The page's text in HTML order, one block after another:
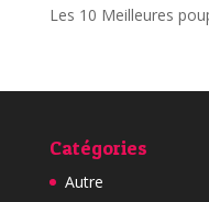
Les 10 Meilleures
Catégories
Autre